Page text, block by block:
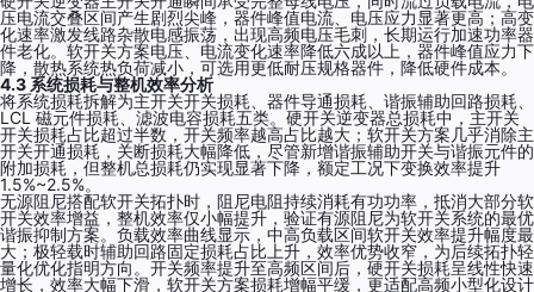
压电流交叠区间产生剧烈尖峰，器件峰值电流、电压应力显著更高；高变
化速率激发线路杂散电感振荡，出现高频电压毛刺，长期运行加速功率器
件老化。软开关方案电压、电流变化速率降低六成以上，器件峰值应力下
降，散热系统热负荷减小，可选用更低耐压规格器件，降低硬件成本。
4.3 系统损耗与整机效率分析
将系统损耗拆解为主开关开关损耗、器件导通损耗、谐振辅助回路损耗、
LCL 磁元件损耗、滤波电容损耗五类。硬开关逆变器总损耗中，主开关
开关损耗占比超过半数，开关频率越高占比越大；软开关方案几乎消除主
开关开通损耗，关断损耗大幅降低，尽管新增谐振辅助开关与谐振元件的
附加损耗，但整机总损耗仍实现显著下降，额定工况下变换效率提升
1.5%~2.5%。
无源阻尼搭配软开关拓扑时，阻尼电阻持续消耗有功功率，抵消大部分软
开关效率增益，整机效率仅小幅提升，验证有源阻尼为软开关系统的最优
谐振抑制方案。负载效率曲线显示，中高负载区间软开关效率提升幅度最
大；极轻载时辅助回路固定损耗占比上升，效率优势收窄，为后续拓扑轻
量化优化指明方向。开关频率提升至高频区间后，硬开关损耗呈线性快速
增长，效率大幅下滑，软开关方案损耗增幅平缓，更适配高频小型化设计